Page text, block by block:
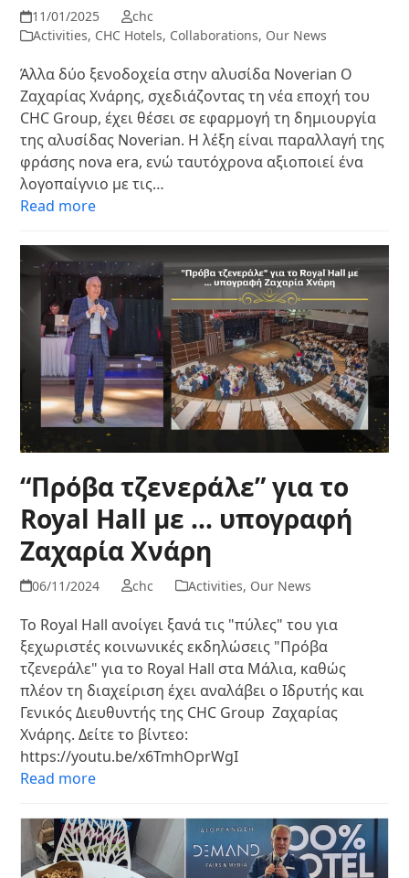
11/01/2025
chc
Activities, CHC Hotels, Collaborations, Our News
Άλλα δύο ξενοδοχεία στην αλυσίδα Noverian Ο
Ζαχαρίας Χνάρης, σχεδιάζοντας τη νέα εποχή του
CHC Group, έχει θέσει σε εφαρμογή τη δημιουργία
της αλυσίδας Noverian. Η λέξη είναι παραλλαγή της
φράσης nova era, ενώ ταυτόχρονα αξιοποιεί ένα
λογοπαίγνιο με τις…
Read more
“Πρόβα τζενεράλε” για το
Royal Hall με … υπογραφή
Ζαχαρία Χνάρη
06/11/2024 chc Activities, Our News
Το Royal Hall ανοίγει ξανά τις "πύλες" του για
ξεχωριστές κοινωνικές εκδηλώσεις "Πρόβα
τζενεράλε" για το Royal Hall στα Μάλια, καθώς
πλέον τη διαχείριση έχει αναλάβει ο Ιδρυτής και
Γενικός Διευθυντής της CHC Group Ζαχαρίας
Χνάρης. Δείτε το βίντεο:
https://youtu.be/x6TmhOprWgI
Read more